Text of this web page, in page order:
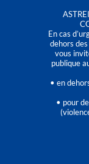
En cas
dehors
vous
publique
• en
• pour